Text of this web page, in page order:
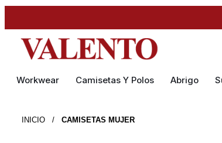
Workwear Camisetas Y Polos Abrigo
INICIO / CAMISETAS MUJER